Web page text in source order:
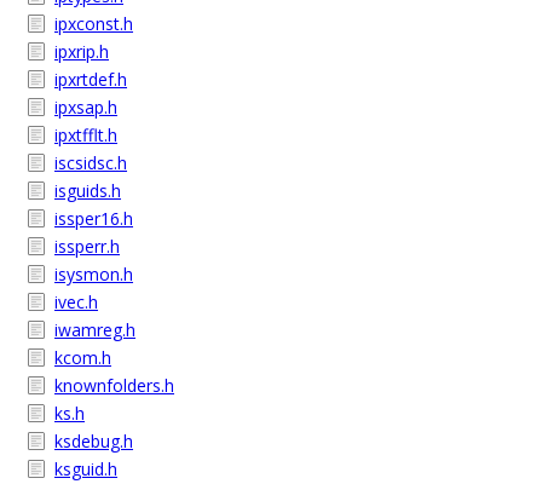
ipxconst.h
ipxrip.h
ipxrtdef.h
ipxsap.h
ipxtfflt.h
iscsidsc.h
isguids.h
issper16.h
issperr.h
isysmon.h
ivec.h
iwamreg.h
kcom.h
knownfolders.h
ks.h
ksdebug.h
ksguid.h